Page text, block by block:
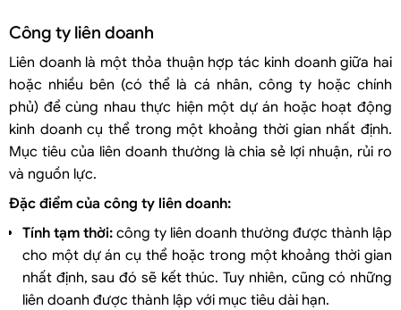
Công ty liên doanh
Liên doanh là một thỏa thuận hợp tác kinh doanh giữa hai
hoặc nhiều bên (có thể là cá nhân, công ty hoặc chính
phủ) để cùng nhau thực hiện một dự án hoặc hoạt động
kinh doanh cụ thể trong một khoảng thời gian nhất định.
Mục tiêu của liên doanh thường là chia sẻ lợi nhuận, rủi ro
và nguồn lực.
Đặc điểm của công ty liên doanh:
Tính tạm thời: công ty liên doanh thường được thành lập
cho một dự án cụ thể hoặc trong một khoảng thời gian
nhất định, sau đó sẽ kết thúc. Tuy nhiên, cũng có những
liên doanh được thành lập với mục tiêu dài hạn.